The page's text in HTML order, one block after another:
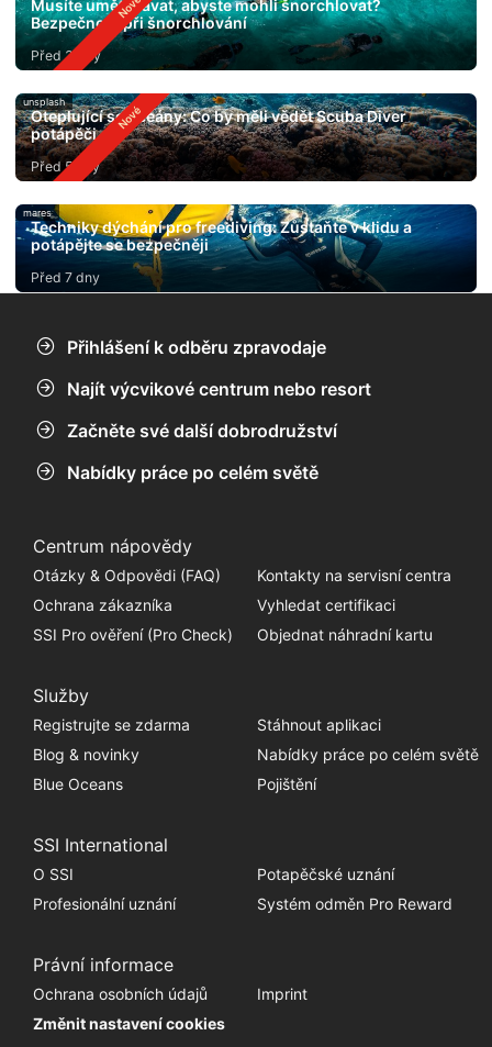
Musíte umět plavat, abyste mohli šnorchlovat?
Bezpečnost při šnorchlování
Před 3 dny
unsplash
Oteplující se oceány: Co by měli vědět Scuba Diver
potápěči
Před 5 dny
mares
Techniky dýchání pro freediving: Zůstaňte v klidu a
potápějte se bezpečněji
Před 7 dny
Přihlášení k odběru zpravodaje
Najít výcvikové centrum nebo resort
Začněte své další dobrodružství
Nabídky práce po celém světě
Centrum nápovědy
Otázky & Odpovědi (FAQ)
Kontakty na servisní centra
Ochrana zákazníka
Vyhledat certifikaci
SSI Pro ověření (Pro Check)
Objednat náhradní kartu
Služby
Registrujte se zdarma
Stáhnout aplikaci
Blog & novinky
Nabídky práce po celém světě
Blue Oceans
Pojištění
SSI International
O SSI
Potapěčské uznání
Profesionální uznání
Systém odměn Pro Reward
Právní informace
Ochrana osobních údajů
Imprint
Změnit nastavení cookies